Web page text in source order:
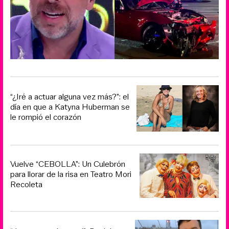
“¿Iré a actuar alguna vez más?”: el
día en que a Katyna Huberman se
le rompió el corazón
Vuelve “CEBOLLA”: Un Culebrón
para llorar de la risa en Teatro Mori
Recoleta